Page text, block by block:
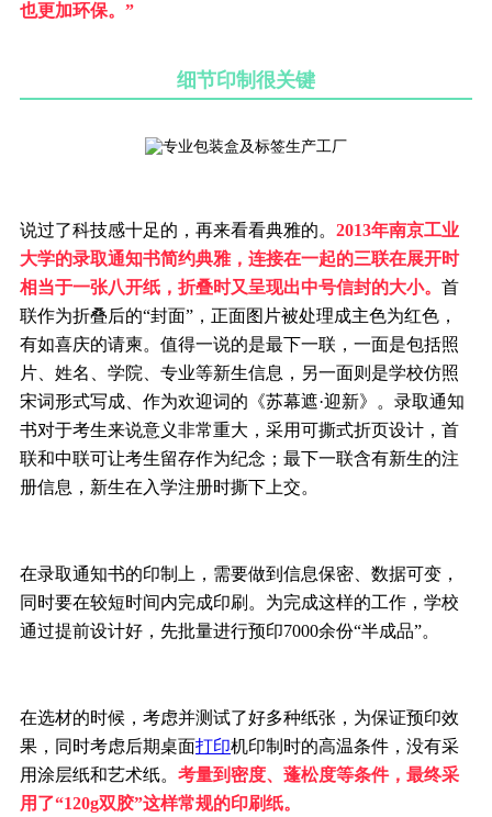
也更加环保。”
细节印制很关键
说过了科技感十足的，再来看看典雅的。 2013年南京工业
大学的录取通知书简约典雅，连接在一起的三联在展开时
相当于一张八开纸，折叠时又呈现出中号信封的大小。 首
联作为折叠后的“封面”，正面图片被处理成主色为红色，
有如喜庆的请柬。值得一说的是最下一联，一面是包括照
片、姓名、学院、专业等新生信息，另一面则是学校仿照
宋词形式写成、作为欢迎词的《苏幕遮·迎新》。录取通知
书对于考生来说意义非常重大，采用可撕式折页设计，首
联和中联可让考生留存作为纪念；最下一联含有新生的注
册信息，新生在入学注册时撕下上交。
在录取通知书的印制上，需要做到信息保密、数据可变，
同时要在较短时间内完成印刷。为完成这样的工作，学校
通过提前设计好，先批量进行预印7000余份“半成品”。
在选材的时候，考虑并测试了好多种纸张，为保证预印效
果，同时考虑后期桌面打印机印制时的高温条件，没有采
用涂层纸和艺术纸。 考量到密度、蓬松度等条件，最终采
用了“120g双胶”这样常规的印刷纸。